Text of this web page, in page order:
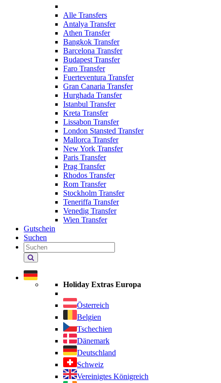
Alle Transfers
Antalya Transfer
Athen Transfer
Bangkok Transfer
Barcelona Transfer
Budapest Transfer
Faro Transfer
Fuerteventura Transfer
Gran Canaria Transfer
Hurghada Transfer
Istanbul Transfer
Kreta Transfer
Lissabon Transfer
London Stansted Transfer
Mallorca Transfer
New York Transfer
Paris Transfer
Prag Transfer
Rhodos Transfer
Rom Transfer
Stockholm Transfer
Teneriffa Transfer
Venedig Transfer
Wien Transfer
Gutschein
Suchen
Holiday
Extras
durchsuchen
Holiday Extras Europa
Österreich
Belgien
Tschechien
Dänemark
Deutschland
Schweiz
Vereinigtes Königreich